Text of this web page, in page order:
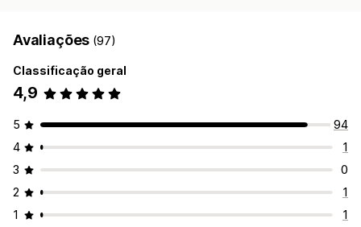
Avaliações (97)
Classificação geral
4,9
5
94
4
1
3
0
2
1
1
1